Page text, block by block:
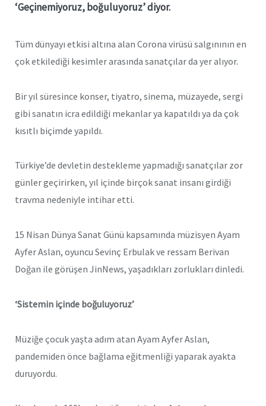
‘Geçinemiyoruz, boğuluyoruz’ diyor.
Tüm dünyayı etkisi altına alan Corona virüsü salgınının en
çok etkilediği kesimler arasında sanatçılar da yer alıyor.
Bir yıl süresince konser, tiyatro, sinema, müzayede, sergi
gibi sanatın icra edildiği mekanlar ya kapatıldı ya da çok
kısıtlı biçimde yapıldı.
Türkiye’de devletin destekleme yapmadığı sanatçılar zor
günler geçirirken, yıl içinde birçok sanat insanı girdiği
travma nedeniyle intihar etti.
15 Nisan Dünya Sanat Günü kapsamında müzisyen Ayam
Ayfer Aslan, oyuncu Sevinç Erbulak ve ressam Berivan
Doğan ile görüşen JinNews, yaşadıkları zorlukları dinledi.
‘Sistemin içinde boğuluyoruz’
Müziğe çocuk yaşta adım atan Ayam Ayfer Aslan,
pandemiden önce bağlama eğitmenliği yaparak ayakta
duruyordu.